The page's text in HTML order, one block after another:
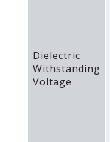
Dielectric
Withstanding
Voltage